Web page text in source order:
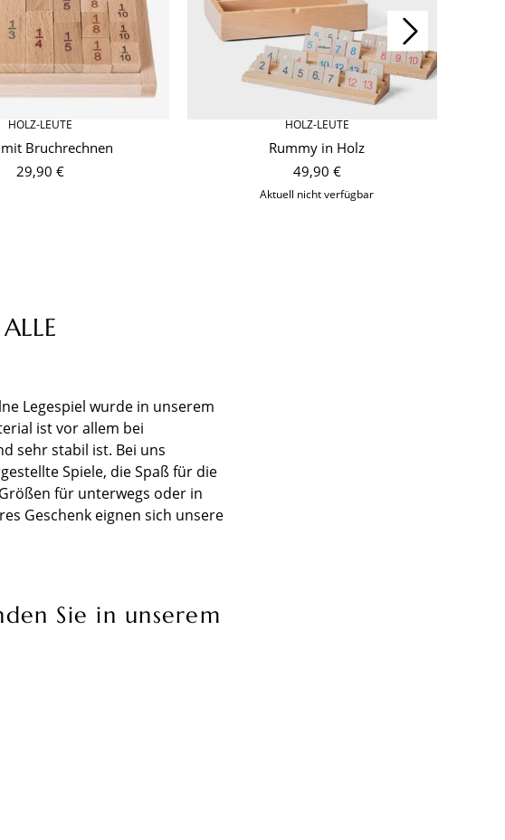
HOLZ-LEUTE
Bruchrechnen
29,90 €
HOLZ-LEUTE
Rummy in Holz
49,90 €
Aktuell nicht verfügbar
Legespiel wurde in unserem
ist vor allem bei
sehr stabil ist. Bei uns
Spiele, die Spaß für die
für unterwegs oder in
Geschenk eignen sich unsere
Sie in unserem